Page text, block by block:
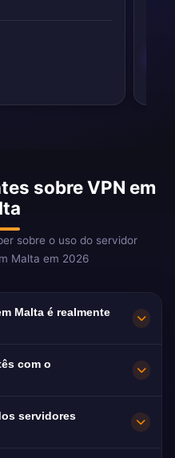
sobre VPN em
sobre o uso do servidor
Malta em 2026
Malta é realmente
em Malta é
malteses no
com o
em idioma
servidores